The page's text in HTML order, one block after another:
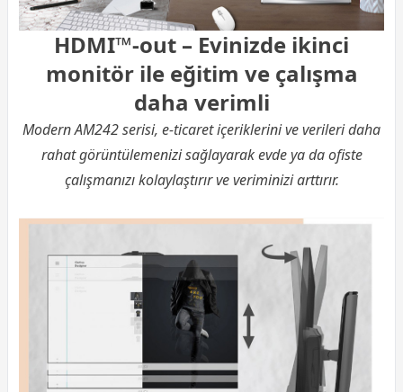
HDMI™-out – Evinizde ikinci
monitör ile eğitim ve çalışma
daha verimli
Modern AM242 serisi, e-ticaret içeriklerini ve verileri daha
rahat görüntülemenizi sağlayarak evde ya da ofiste
çalışmanızı kolaylaştırır ve veriminizi arttırır.